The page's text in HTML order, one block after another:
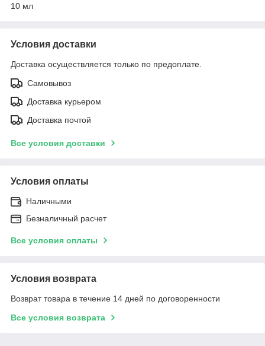
10 мл
Условия доставки
Доставка осуществляется только по предоплате.
Самовывоз
Доставка курьером
Доставка почтой
Все условия доставки
Условия оплаты
Наличными
Безналичный расчет
Все условия оплаты
Условия возврата
Возврат товара в течение 14 дней по договоренности
Все условия возврата